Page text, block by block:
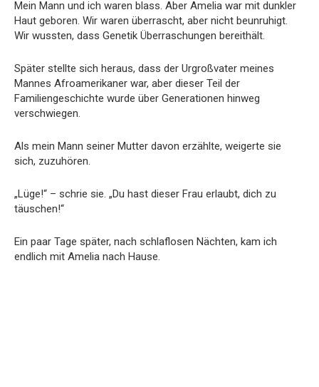
Mein Mann und ich waren blass. Aber Amelia war mit dunkler
Haut geboren. Wir waren überrascht, aber nicht beunruhigt.
Wir wussten, dass Genetik Überraschungen bereithält.
Später stellte sich heraus, dass der Urgroßvater meines
Mannes Afroamerikaner war, aber dieser Teil der
Familiengeschichte wurde über Generationen hinweg
verschwiegen.
Als mein Mann seiner Mutter davon erzählte, weigerte sie
sich, zuzuhören.
„Lüge!“ – schrie sie. „Du hast dieser Frau erlaubt, dich zu
täuschen!“
Ein paar Tage später, nach schlaflosen Nächten, kam ich
endlich mit Amelia nach Hause.